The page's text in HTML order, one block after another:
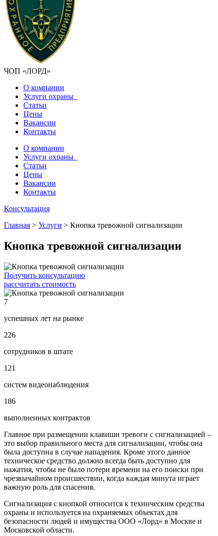
ЧОП «ЛОРД»
О компании
Услуги охраны
Статьи
Цены
Вакансии
Контакты
О компании
Услуги охраны
Статьи
Цены
Вакансии
Контакты
Консультация
Главная > Услуги > Кнопка тревожной сигнализации
Кнопка тревожной сигнализации
Получить консультацию
рассчитать стоимость
7
успешных лет на рынке
226
сотрудников в штате
121
систем видеонаблюдения
186
выполненных контрактов
Главное при размещении клавиши тревоги с сигнализацией –
это выбор правильного места для сигнализации, чтобы она
была доступна в случае нападения. Кроме этого данное
техническое средство должно всегда быть доступно для
нажатия, чтобы не было потери времени на его поиски при
чрезвычайном происшествии, когда каждая минута играет
важную роль для спасения.
Сигнализация с кнопкой относится к техническим средства
охраны и используется на охраняемых объектах для
безопасности людей и имущества ООО «Лорд» в Москве и
Московской области.